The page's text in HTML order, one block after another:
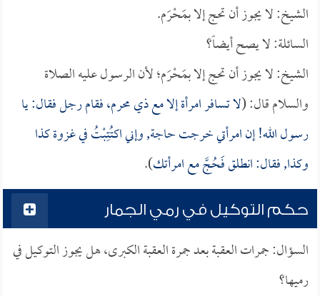
الشيخ: لا يجوز أن تحج إلا بمَحْرَم.
السائلة: لا يصح أيضاً؟
الشيخ: لا يجوز أن تحج إلا بمَحْرَم؛ لأن الرسول عليه الصلاة
والسلام قال: (لا تسافر امرأة إلا مع ذي محرم، فقام رجل فقال: يا
رسول الله! إن امرأتي خرجت حاجة, وإني اكتُتِبْتُ في غزوة كذا
وكذا, فقال: انطلق فَحُجَّ مع امرأتك).
حكم التوكيل في رمي الجمار
السؤال: جمرات العقبة بعد جمرة العقبة الكبرى، هل يجوز التوكيل في
رميها؟